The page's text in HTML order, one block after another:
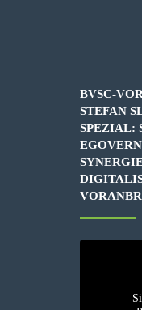
BVSC-
STEFAN
SPEZIAL: